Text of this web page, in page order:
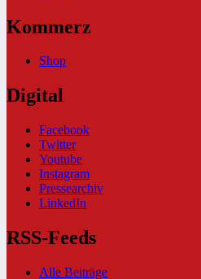
Kommerz
Shop
Digital
Facebook
Twitter
Youtube
Instagram
Pressearchiv
LinkedIn
RSS-Feeds
Alle Beiträge